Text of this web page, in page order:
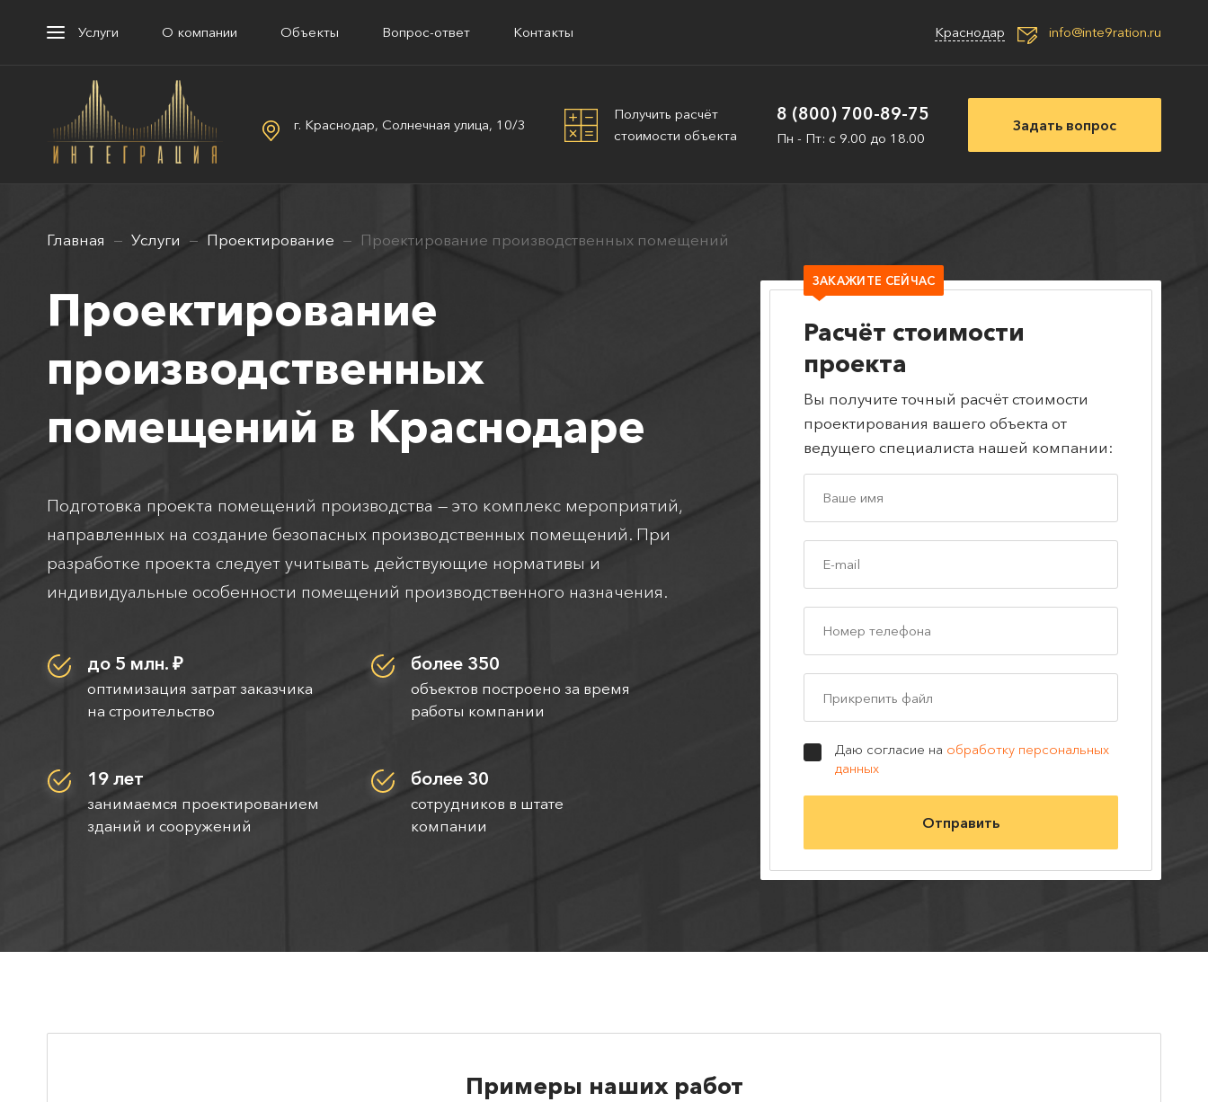
Услуги О компании Объекты Вопрос-ответ Контакты Краснодар info@inte9ration.ru
г. Краснодар, Солнечная улица, 10/3
Получить расчёт
стоимости объекта
8 (800) 700-89-75
Пн - Пт: с 9.00 до 18.00
Задать вопрос
Главная Услуги Проектирование Проектирование производственных помещений
Проектирование
производственных
помещений в Краснодаре
Подготовка проекта помещений производства — это комплекс мероприятий,
направленных на создание безопасных производственных помещений. При
разработке проекта следует учитывать действующие нормативы и
индивидуальные особенности помещений производственного назначения.
до 5 млн. ₽
оптимизация затрат заказчика
на строительство
более 350
объектов построено за время
работы компании
19 лет
занимаемся проектированием
зданий и сооружений
более 30
сотрудников в штате
компании
ЗАКАЖИТЕ СЕЙЧАС
Расчёт стоимости
проекта
Вы получите точный расчёт стоимости
проектирования вашего объекта от
ведущего специалиста нашей компании:
Прикрепить файл
Даю согласие на обработку персональных
данных
Примеры наших работ